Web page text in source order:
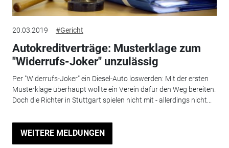
20.03.2019 #Gericht
Autokreditverträge: Musterklage zum
"Widerrufs-Joker" unzulässig
Per "Widerrufs-Joker" ein Diesel-Auto loswerden: Mit der ersten
Musterklage überhaupt wollte ein Verein dafür den Weg bereiten.
Doch die Richter in Stuttgart spielen nicht mit - allerdings nicht...
WEITERE MELDUNGEN